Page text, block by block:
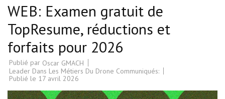
WEB: Examen gratuit de
TopResume, réductions et
forfaits pour 2026
Publié par Oscar GMACH
Leader Dans Les Métiers Du Drone Communiqués:
Publié le 17 avril 2026